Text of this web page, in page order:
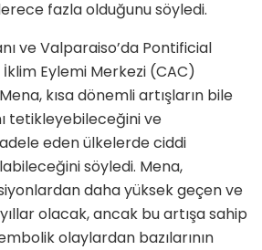
fazla olduğunu söyledi.
ve Valparaiso’da Pontificial
Eylemi Merkezi (CAC)
kısa dönemli artışların bile
tetikleyebileceğini ve
eden ülkelerde ciddi
söyledi. Mena,
daha yüksek geçen ve
olacak, ancak bu artışa sahip
olaylardan bazılarının